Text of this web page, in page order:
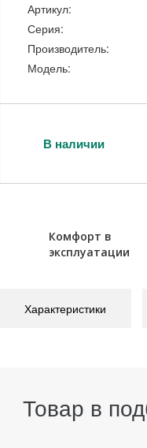
Артикул:
Серия:
Производитель:
Модель:
В наличии
Комфорт в
эксплуатации
Характеристики
Товар в